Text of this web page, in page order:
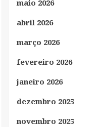
maio 2026
abril 2026
março 2026
fevereiro 2026
janeiro 2026
dezembro 2025
novembro 2025